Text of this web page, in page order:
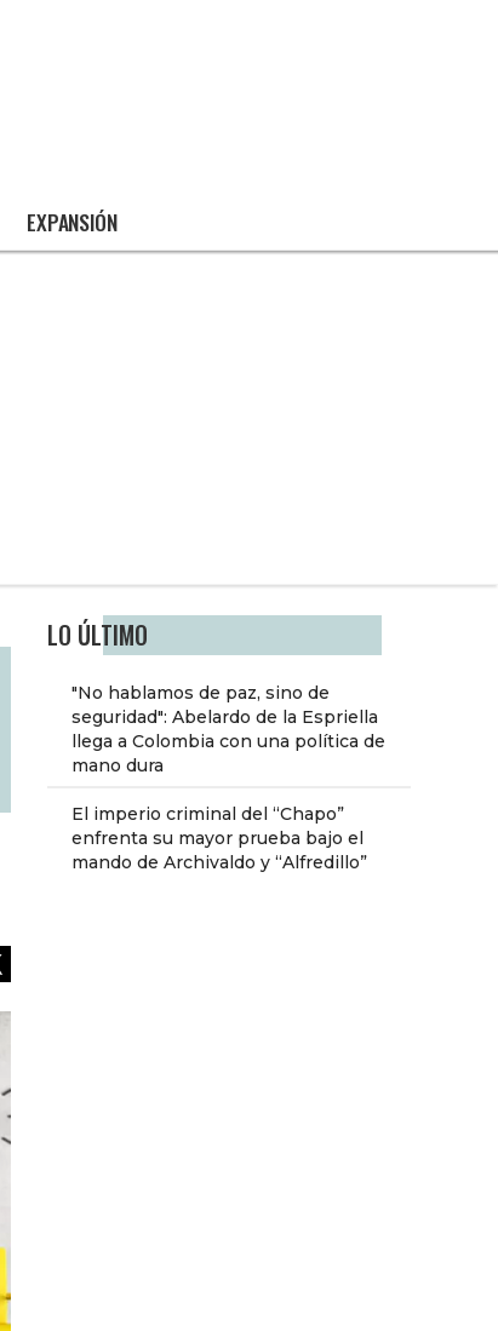
EXPANSIÓN
LO ÚLTIMO
"No hablamos de paz, sino de
seguridad": Abelardo de la Espriella
llega a Colombia con una política de
mano dura
El imperio criminal del “Chapo”
enfrenta su mayor prueba bajo el
mando de Archivaldo y “Alfredillo”